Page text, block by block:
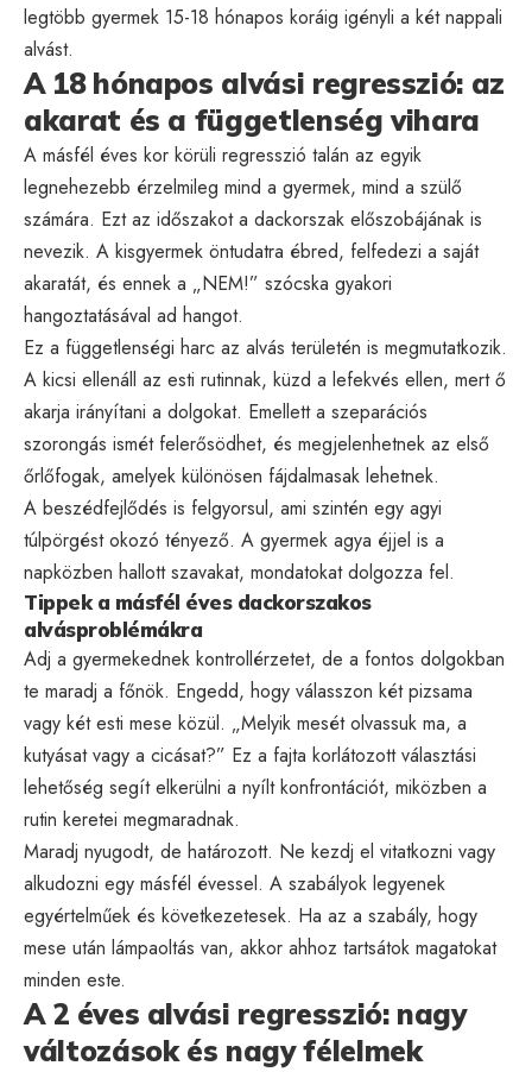
legtöbb gyermek 15-18 hónapos koráig igényli a két nappali
alvást.
A 18 hónapos alvási regresszió: az
akarat és a függetlenség vihara
A másfél éves kor körüli regresszió talán az egyik
legnehezebb érzelmileg mind a gyermek, mind a szülő
számára. Ezt az időszakot a dackorszak előszobájának is
nevezik. A kisgyermek öntudatra ébred, felfedezi a saját
akaratát, és ennek a „NEM!” szócska gyakori
hangoztatásával ad hangot.
Ez a függetlenségi harc az alvás területén is megmutatkozik.
A kicsi ellenáll az esti rutinnak, küzd a lefekvés ellen, mert ő
akarja irányítani a dolgokat. Emellett a szeparációs
szorongás ismét felerősödhet, és megjelenhetnek az első
őrlőfogak, amelyek különösen fájdalmasak lehetnek.
A beszédfejlődés is felgyorsul, ami szintén egy agyi
túlpörgést okozó tényező. A gyermek agya éjjel is a
napközben hallott szavakat, mondatokat dolgozza fel.
Tippek a másfél éves dackorszakos
alvásproblémákra
Adj a gyermekednek kontrollérzetet, de a fontos dolgokban
te maradj a főnök. Engedd, hogy válasszon két pizsama
vagy két esti mese közül. „Melyik mesét olvassuk ma, a
kutyásat vagy a cicásat?” Ez a fajta korlátozott választási
lehetőség segít elkerülni a nyílt konfrontációt, miközben a
rutin keretei megmaradnak.
Maradj nyugodt, de határozott. Ne kezdj el vitatkozni vagy
alkudozni egy másfél évessel. A szabályok legyenek
egyértelműek és következetesek. Ha az a szabály, hogy
mese után lámpaoltás van, akkor ahhoz tartsátok magatokat
minden este.
A 2 éves alvási regresszió: nagy
változások és nagy félelmek